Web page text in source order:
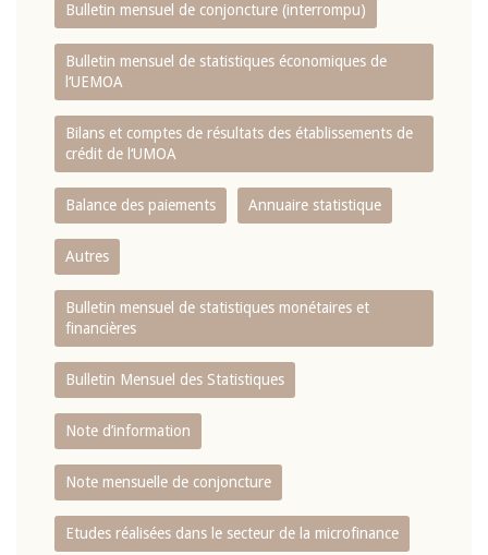
Bulletin mensuel de conjoncture (interrompu)
Bulletin mensuel de statistiques économiques de
l‘UEMOA
Bilans et comptes de résultats des établissements de
crédit de l‘UMOA
Balance des paiements Annuaire statistique
Autres
Bulletin mensuel de statistiques monétaires et
financières
Bulletin Mensuel des Statistiques
Note d’information
Note mensuelle de conjoncture
Etudes réalisées dans le secteur de la microfinance